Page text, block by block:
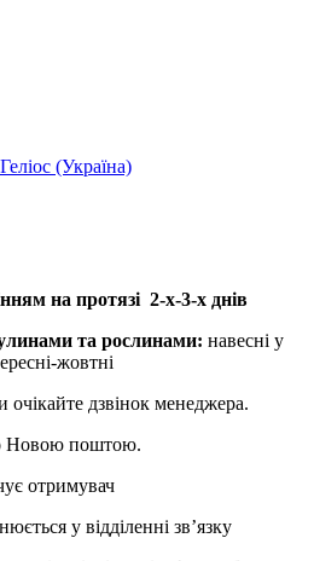
(Україна)
на протязі 2-х-3-х днів
та рослинами: навесні у
жовтні
дзвінок менеджера.
Новою поштою.
отримувач
у відділенні зв’язку